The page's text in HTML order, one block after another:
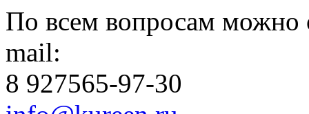
По всем вопросам можно
mail:
8 927565-97-30